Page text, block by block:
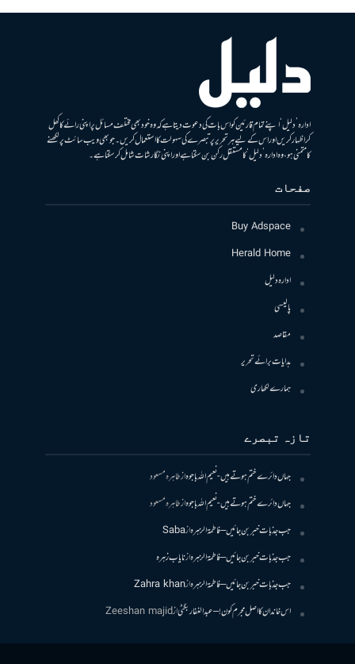
ادارہ ’دلیل‘ اپنے تمام قارئین کو اس بات کی دعوت دیتا ہے کہ وہ خود بھی مختلف مسائل پر اپنی رائے کا کھل
کر اظہار کریں اور اس کے لیے ہر تحریر پر تبصرے کی سہولت کا استعمال کریں۔ جو بھی ویب سائٹ پر لکھنے
کا متمنی ہو، وہ ادارہ ’دلیل‘ کا مستقل رکن بن سکتا ہے اور اپنی نگارشات شامل کرسکتا ہے۔
صفحات
Buy Adspace
Herald Home
ادارہ دلیل
پالیسی
مقاصد
ہدایات برائے تحریر
ہمارے لکھاری
تازہ تبصرے
جہاں دائرے ختم ہوتے ہیں- نعیم اللہ باجوہازطاہرہ مسعود
جہاں دائرے ختم ہوتے ہیں- نعیم اللہ باجوہازطاہرہ مسعود
جب جذبات خبر بن جائیں – فاطمۃالزہرہازSaba
جب جذبات خبر بن جائیں – فاطمۃالزہرہازنایاب زہرہ
جب جذبات خبر بن جائیں – فاطمۃالزہرہازZahra khan
اس خاندان کا اصل مجرم کون! – عبدالغفار بگٹیازZeeshan majid